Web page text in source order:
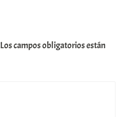
Los campos obligatorios están